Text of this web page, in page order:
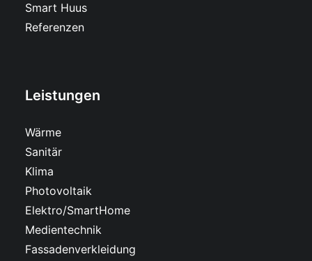
Smart Huus
Referenzen
Leistungen
Wärme
Sanitär
Klima
Photovoltaik
Elektro/SmartHome
Medientechnik
Fassadenverkleidung